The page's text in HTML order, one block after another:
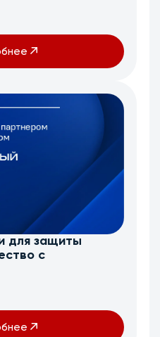
для защиты
с